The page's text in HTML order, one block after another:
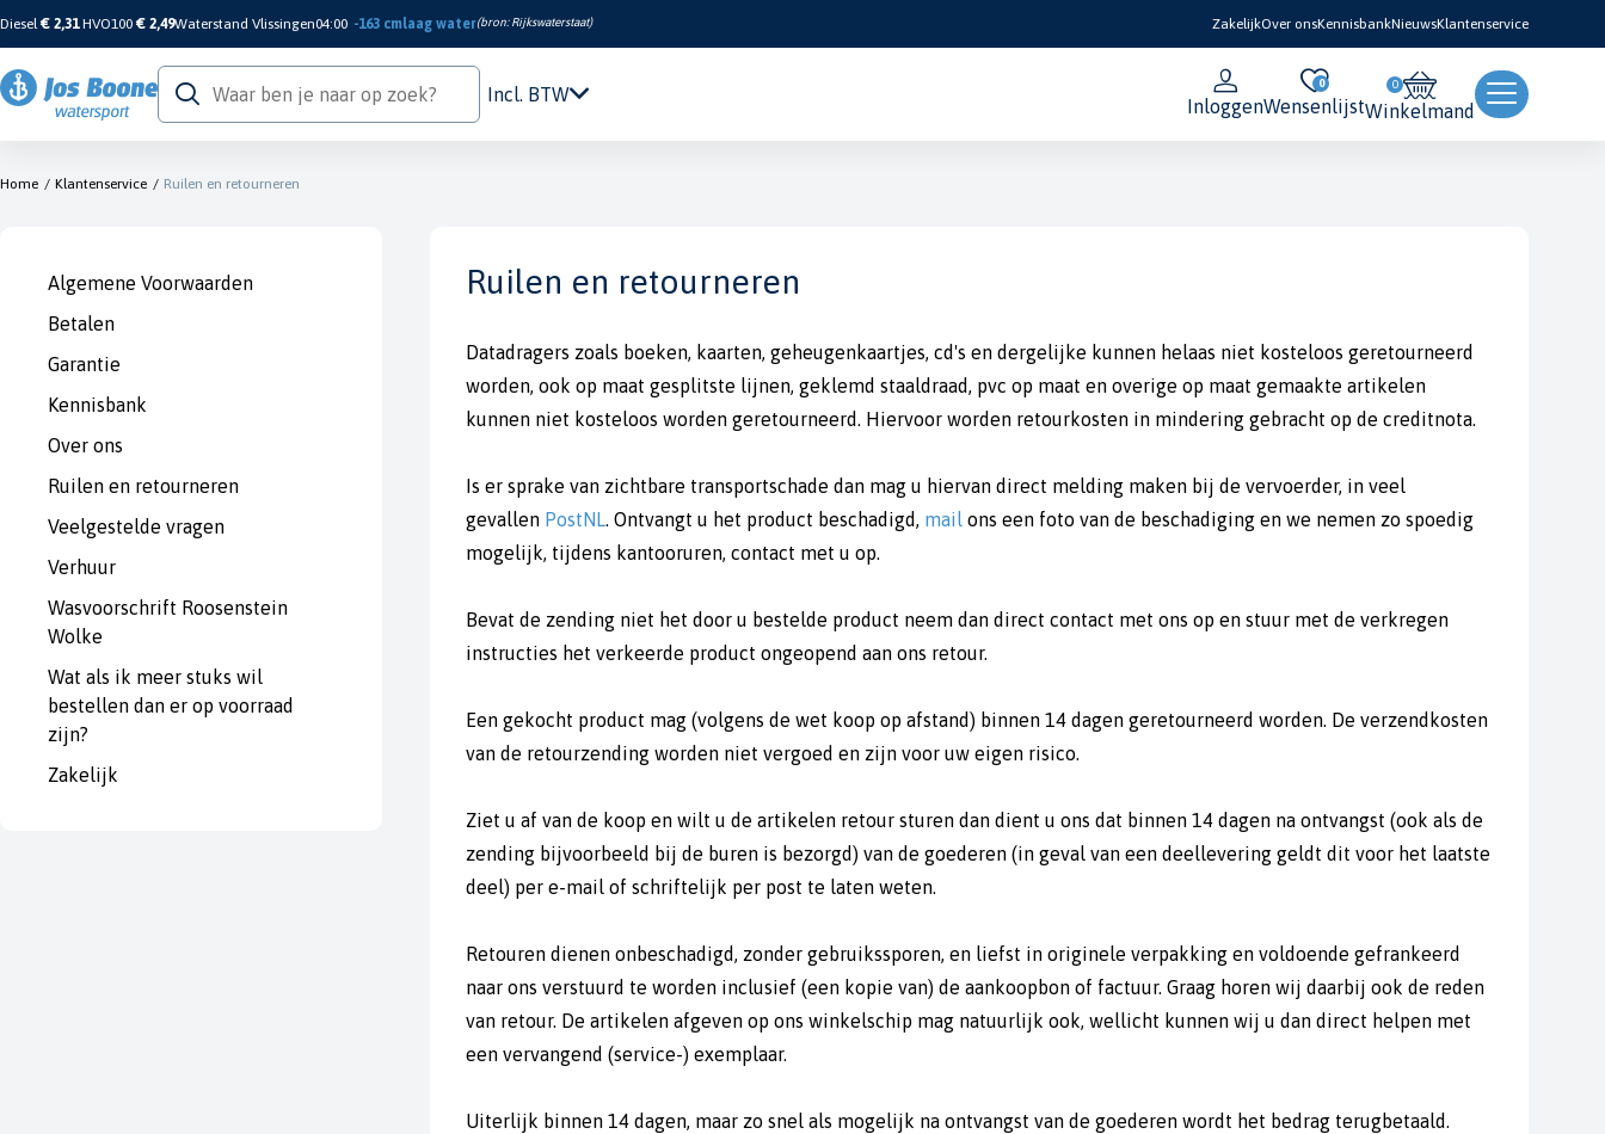
Diesel€ 2,31 HVO100 € 2,49Waterstand Vlissingen04:00 -163 cmlaag water(bron:Rijkswaterstaat) ZakelijkOver onsKennisbankNieuwsKlantenservice
Kleding & Schoenen
Verf & Onderhoud
Tuigage & Dekuitrusting
Rubberboten & Motoren
Incl. BTW
Inloggen
0
WensenlijstWinkelmand
Home / Klantenservice / Ruilen en retourneren
Algemene Voorwaarden
Betalen
Garantie
Kennisbank
Over ons
Ruilen en retourneren
Veelgestelde vragen
Verhuur
Wasvoorschrift Roosenstein
Wolke
Wat als ik meer stuks wil
bestellen dan er op voorraad
zijn?
Zakelijk
Ruilen en retourneren
Datadragers zoals boeken, kaarten, geheugenkaartjes, cd's en dergelijke kunnen helaas niet kosteloos geretourneerd
worden, ook op maat gesplitste lijnen, geklemd staaldraad, pvc op maat en overige op maat gemaakte artikelen
kunnen niet kosteloos worden geretourneerd. Hiervoor worden retourkosten in mindering gebracht op de creditnota.
Is er sprake van zichtbare transportschade dan mag u hiervan direct melding maken bij de vervoerder, in veel
gevallen PostNL. Ontvangt u het product beschadigd, mail ons een foto van de beschadiging en we nemen zo spoedig
mogelijk, tijdens kantooruren, contact met u op.
Bevat de zending niet het door u bestelde product neem dan direct contact met ons op en stuur met de verkregen
instructies het verkeerde product ongeopend aan ons retour.
Een gekocht product mag (volgens de wet koop op afstand) binnen 14 dagen geretourneerd worden. De verzendkosten
van de retourzending worden niet vergoed en zijn voor uw eigen risico.
Ziet u af van de koop en wilt u de artikelen retour sturen dan dient u ons dat binnen 14 dagen na ontvangst (ook als de
zending bijvoorbeeld bij de buren is bezorgd) van de goederen (in geval van een deellevering geldt dit voor het laatste
deel) per e-mail of schriftelijk per post te laten weten.
Retouren dienen onbeschadigd, zonder gebruikssporen, en liefst in originele verpakking en voldoende gefrankeerd
naar ons verstuurd te worden inclusief (een kopie van) de aankoopbon of factuur. Graag horen wij daarbij ook de reden
van retour. De artikelen afgeven op ons winkelschip mag natuurlijk ook, wellicht kunnen wij u dan direct helpen met
een vervangend (service-) exemplaar.
Uiterlijk binnen 14 dagen, maar zo snel als mogelijk na ontvangst van de goederen wordt het bedrag terugbetaald.